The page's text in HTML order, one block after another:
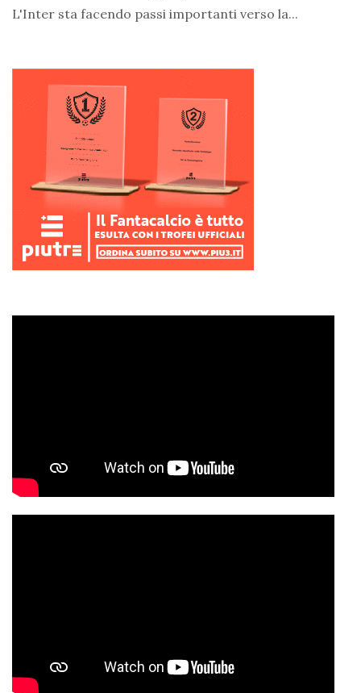
L'Inter sta facendo passi importanti verso la...